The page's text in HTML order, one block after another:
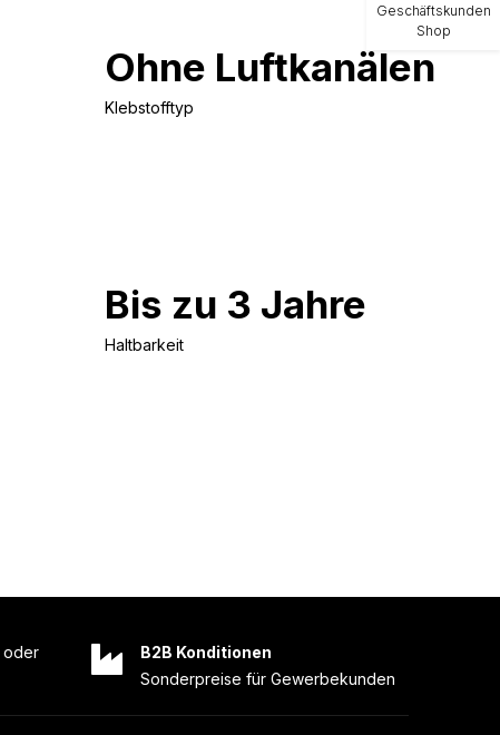
Ohne Luftkanälen
Klebstofftyp
Bis zu 3 Jahre
Haltbarkeit
oder
B2B Konditionen
Sonderpreise für Gewerbekunden
Geschäftskunden
Shop